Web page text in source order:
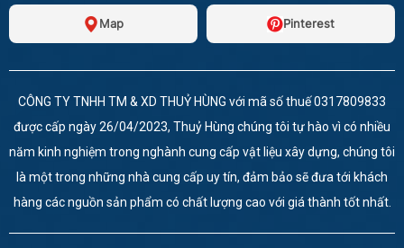
Map Pinterest
CÔNG TY TNHH TM & XD THUỶ HÙNG với mã số thuế 0317809833
được cấp ngày 26/04/2023, Thuỷ Hùng chúng tôi tự hào vì có nhiều
năm kinh nghiệm trong nghành cung cấp vật liệu xây dựng, chúng tôi
là một trong những nhà cung cấp uy tín, đảm bảo sẽ đưa tới khách
hàng các nguồn sản phẩm có chất lượng cao với giá thành tốt nhất.